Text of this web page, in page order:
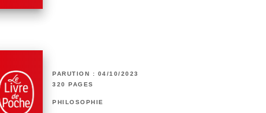
PARUTION : 04/10/2023
320 PAGES
PHILOSOPHIE